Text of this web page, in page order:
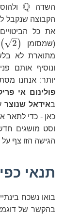
השדה Q
הקבוצה שנקבל
את כל
(שמסומן
( 2)
מתוארת לא
ונוסיף אותם
יותר: אנחנו
פולינום אי
באידאל שנוצר
כאן - כדי לתאר
וסט מושגים
הגישה הזו צף
תנאי
בואו נשכח
בהקשר של